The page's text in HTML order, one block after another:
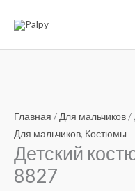
Главная / Для мальчиков/
Для мальчиков, Костюмы
Детский
8827
товара
Детский
костюм
зима
модель